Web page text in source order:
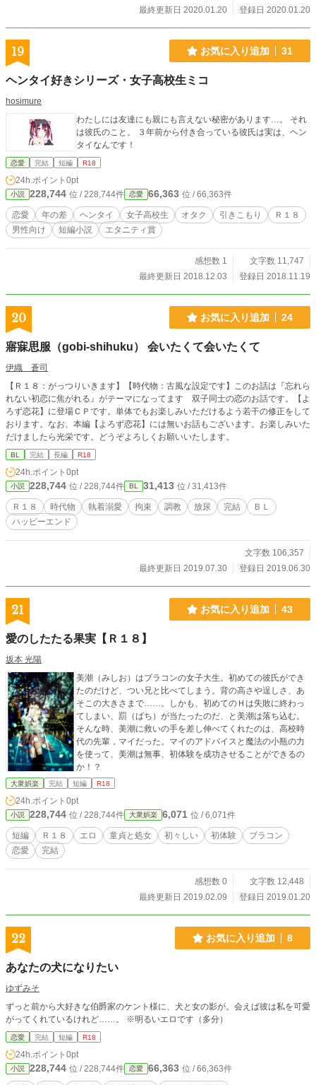
ドを禁止いたします。 ©︎桐乃乱2019 【関連作同人誌】 Kindl
野獣のキス①②③ 黒騎士団長の猟犬①② 青龍神の花嫁 探偵
屋の恋女房①② 一番街のスターダスト
最終更新日 2020.01.20
登録日 2020.01.20
19 お気に入り追加 31
ヘンタイ好きシリーズ・女子高校生ミコ
hosimure
わたしには友達にも親にも言えない秘密があります…。 それ
は彼氏のこと。 ３年前から付き合っている彼氏は実は、ヘン
タイなんです！
恋愛 完結 短編 R18
24h.ポイント 0pt
小説 228,744 位 / 228,744件 恋愛 66,363 位 / 66,363件
恋愛 年の差 ヘンタイ 女子高校生 オタク 引きこもり
Ｒ１８
男性向け
短編小説 エタニティ賞
感想数 1
文字数 11,747
最終更新日 2018.12.03
登録日 2018.11.19
20 お気に入り追加 24
寤寐思服（gobi-shihuku） 会いたくて会いたくて
伊織 蒼司
【Ｒ１８：がっつりいきます】【時代物：古風な設定です】このお話は『忘れら
れない初恋に焦がれる』がテーマになってます 双子同士の恋のお話です。【よ
ろず恋花】に登場ＣＰです。単体でもお楽しみいただけるよう若干の修正をして
おります。なお、本編【よろず恋花】には無いお話もございます。お楽しみいた
だけましたら光栄です。どうぞよろしくお願いいたします。
BL 完結 長編 R18
24h.ポイント 0pt
小説 228,744 位 / 228,744件 BL 31,413 位 / 31,413件
Ｒ１８ 時代物 執着溺愛 拘束 調教 放尿 完結
ＢＬ
ハッピーエンド
文字数 106,357
最終更新日 2019.07.30
登録日 2019.06.30
21 お気に入り追加 43
愛のしたたる果実【Ｒ１８】
坂本 光陽
美潮（みしお）はブラコンの女子大生。初めての彼氏ができ
たのだけど、つい兄と比べてしまう。背の高さや逞しさ、あ
そこの大きさまで……。しかも、初めてのＨは失敗に終わっ
てしまい、罰（ばち）が当たったのだ、と美潮は落ち込む。
そんな時、美潮に救いの手を差し伸べてくれたのは、高校時
代の先輩，マイだった。マイのアドバイスと魔法の小瓶の力
を使って、美潮は無事、初体験を成功させることができるの
か！？
大衆娯楽 完結 短編 R18
24h.ポイント 0pt
小説 228,744 位 / 228,744件 大衆娯楽 6,071 位 / 6,071件
短編 Ｒ１８ エロ 童貞と処女 初々しい 初体験
ブラコン
恋愛
完結
感想数 0
文字数 12,448
最終更新日 2019.02.09
登録日 2019.01.20
22 お気に入り追加 8
あなたの犬になりたい
ゆずみそ
ずっと前から大好きな伯爵家のケント様に、犬と女の影が。会えば彼は私を可愛
がってくれているけれど……。 ※明るいエロです（多分）
恋愛 完結 短編 R18
24h.ポイント 0pt
小説 228,744 位 / 228,744件 恋愛 66,363 位 / 66,363件